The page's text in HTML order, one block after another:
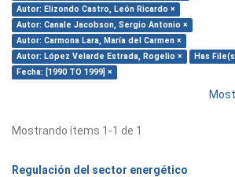
Autor: Elizondo Castro, León Ricardo ×
Autor: Canale Jacobson, Sergio Antonio ×
Autor: Carmona Lara, María del Carmen ×
Autor: López Velarde Estrada, Rogelio ×
Has
Fecha: [1990 TO 1999] ×
Mostrando ítems 1-1 de 1
Regulación del sector energético